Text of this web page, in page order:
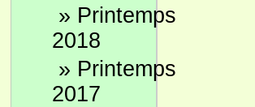
» Printemps
2018
» Printemps
2017